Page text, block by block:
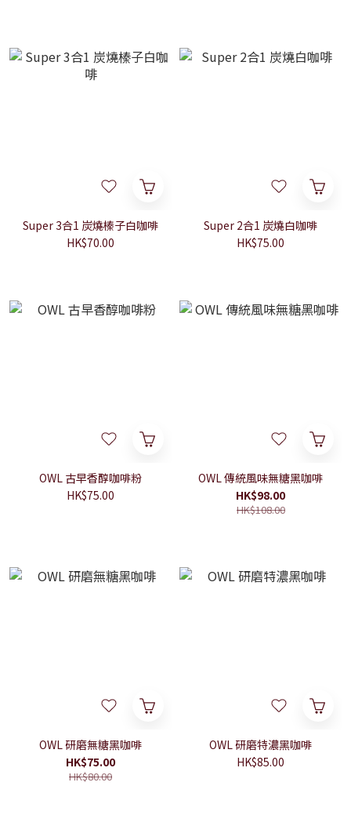
Super 3合1 炭燒榛子白咖啡
HK$70.00
Super 2合1 炭燒白咖啡
HK$75.00
OWL 古早香醇咖啡粉
HK$75.00
OWL 傳統風味無糖黑咖啡
HK$98.00
HK$108.00
OWL 研磨無糖黑咖啡
HK$75.00
HK$80.00
OWL 研磨特濃黑咖啡
HK$85.00